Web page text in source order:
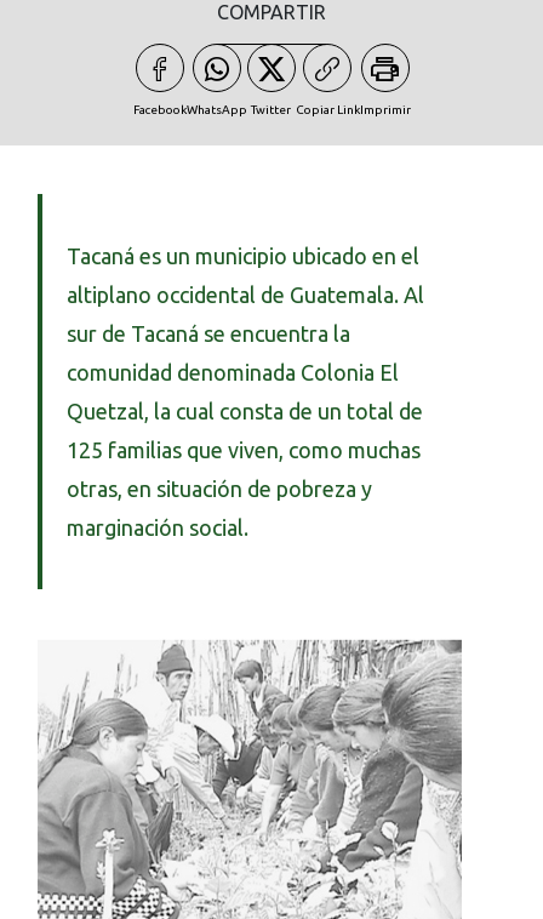
COMPARTIR
FacebookWhatsApp Twitter Copiar LinkImprimir
Tacaná es un municipio ubicado en el
altiplano occidental de Guatemala. Al
sur de Tacaná se encuentra la
comunidad denominada Colonia El
Quetzal, la cual consta de un total de
125 familias que viven, como muchas
otras, en situación de pobreza y
marginación social.